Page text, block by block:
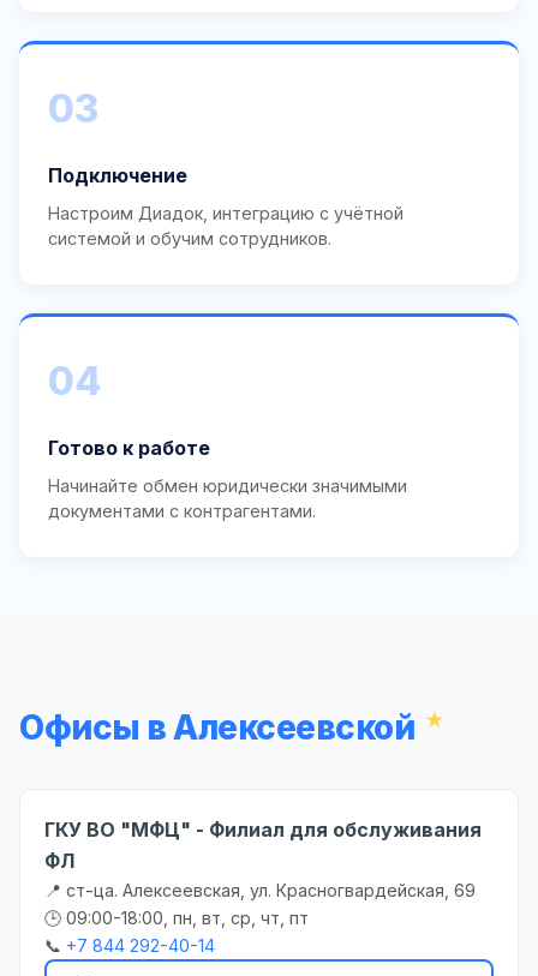
03
Подключение
Настроим Диадок, интеграцию с учётной
системой и обучим сотрудников.
04
Готово к работе
Начинайте обмен юридически значимыми
документами с контрагентами.
Офисы в Алексеевской
ГКУ ВО "МФЦ" - Филиал для обслуживания
ФЛ
📍 ст-ца. Алексеевская, ул. Красногвардейская, 69
🕒 09:00-18:00, пн, вт, ср, чт, пт
📞 +7 844 292-40-14